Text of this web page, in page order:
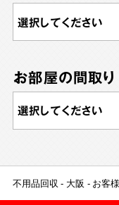
お部屋の間取り
不用品回収 大阪 お客